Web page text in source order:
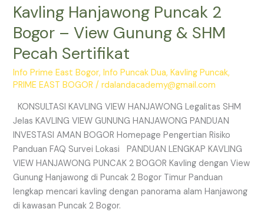
Kavling Hanjawong Puncak 2
Bogor – View Gunung & SHM
Pecah Sertifikat
Info Prime East Bogor,Info Puncak Dua,Kavling Puncak,
PRIME EAST BOGOR /rdalandacademy@gmail.com
KONSULTASI KAVLING VIEW HANJAWONG Legalitas SHM
Jelas KAVLING VIEW GUNUNG HANJAWONG PANDUAN
INVESTASI AMAN BOGOR Homepage Pengertian Risiko
Panduan FAQ Survei Lokasi PANDUAN LENGKAP KAVLING
VIEW HANJAWONG PUNCAK 2 BOGOR Kavling dengan View
Gunung Hanjawong di Puncak 2 Bogor Timur Panduan
lengkap mencari kavling dengan panorama alam Hanjawong
di kawasan Puncak 2 Bogor.